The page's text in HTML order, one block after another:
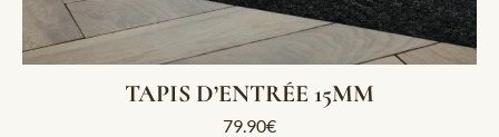
TAPIS D’ENTRÉE 15MM
79.90€